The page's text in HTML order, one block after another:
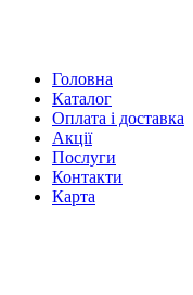
Головна
Каталог
Оплата і доставка
Акції
Послуги
Контакти
Карта